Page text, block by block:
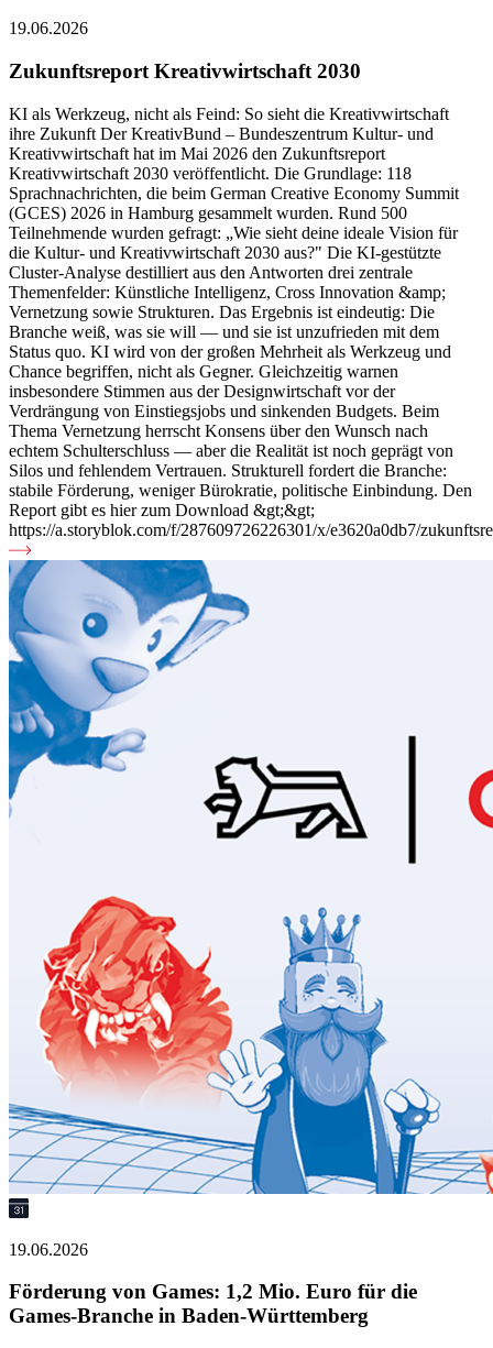
19.06.2026
Zukunftsreport Kreativwirtschaft 2030
KI als Werkzeug, nicht als Feind: So sieht die Kreativwirtschaft
ihre Zukunft Der KreativBund – Bundeszentrum Kultur- und
Kreativwirtschaft hat im Mai 2026 den Zukunftsreport
Kreativwirtschaft 2030 veröffentlicht. Die Grundlage: 118
Sprachnachrichten, die beim German Creative Economy Summit
(GCES) 2026 in Hamburg gesammelt wurden. Rund 500
Teilnehmende wurden gefragt: „Wie sieht deine ideale Vision für
die Kultur- und Kreativwirtschaft 2030 aus?" Die KI-gestützte
Cluster-Analyse destilliert aus den Antworten drei zentrale
Themenfelder: Künstliche Intelligenz, Cross Innovation &amp;
Vernetzung sowie Strukturen. Das Ergebnis ist eindeutig: Die
Branche weiß, was sie will — und sie ist unzufrieden mit dem
Status quo. KI wird von der großen Mehrheit als Werkzeug und
Chance begriffen, nicht als Gegner. Gleichzeitig warnen
insbesondere Stimmen aus der Designwirtschaft vor der
Verdrängung von Einstiegsjobs und sinkenden Budgets. Beim
Thema Vernetzung herrscht Konsens über den Wunsch nach
echtem Schulterschluss — aber die Realität ist noch geprägt von
Silos und fehlendem Vertrauen. Strukturell fordert die Branche:
stabile Förderung, weniger Bürokratie, politische Einbindung. Den
Report gibt es hier zum Download &gt;&gt;
https://a.storyblok.com/f/287609726226301/x/e3620a0db7/
19.06.2026
Förderung von Games: 1,2 Mio. Euro für die
Games-Branche in Baden-Württemberg